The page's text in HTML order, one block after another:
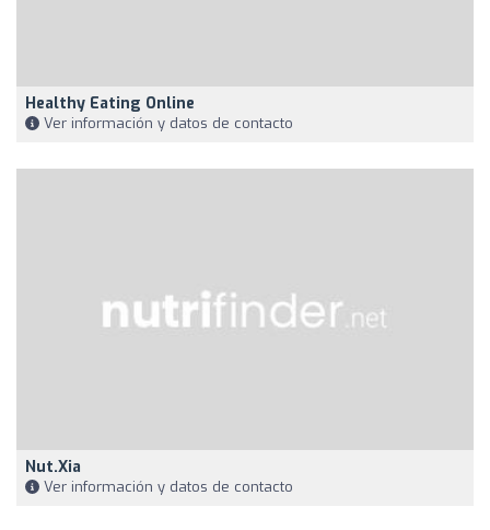
Healthy Eating Online
Ver información y datos de contacto
Nut.xia
Ver información y datos de contacto